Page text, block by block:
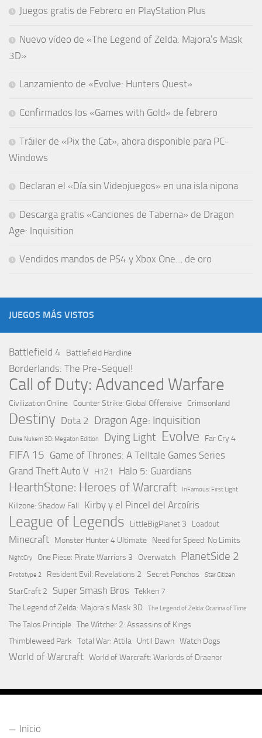
Juegos gratis de Febrero en PlayStation Plus
Nuevo vídeo de «The Legend of Zelda: Majora’s Mask
3D»
Lanzamiento de «Evolve: Hunters Quest»
Confirmados los «Games with Gold» de febrero
Tráiler de «Pix the Cat», ahora disponible para PC-
Windows
Declaran el «Día sin Videojuegos» en una isla nipona
Descarga gratis «Canciones de Taberna» de Dragon
Age: Inquisition
Vendidos mandos de PS4 y Xbox One… de oro
JUEGOS MÁS VISTOS
Battlefield 4 Battlefield Hardline
Borderlands: The Pre-Sequel!
Call of Duty: Advanced Warfare
Civilization Online Counter Strike: Global Offensive Crimsonland
Destiny Dota 2 Dragon Age: Inquisition
Duke Nukem 3D: Megaton Edition Dying Light Evolve Far Cry 4
FIFA 15 Game of Thrones: A Telltale Games Series
Grand Theft Auto V H1Z1 Halo 5: Guardians
HearthStone: Heroes of Warcraft InFamous: First Light
Killzone: Shadow Fall Kirby y el Pincel del Arcoíris
League of Legends LittleBigPlanet 3 Loadout
Minecraft Monster Hunter 4 Ultimate Need for Speed: No Limits
NightCry One Piece: Pirate Warriors 3 Overwatch PlanetSide 2
Prototype 2 Resident Evil: Revelations 2 Secret Ponchos Star Citizen
StarCraft 2 Super Smash Bros Tekken 7
The Legend of Zelda: Majora's Mask 3D
The Legend of Zelda: Ocarina of Time
The Talos Principle The Witcher 2: Assassins of Kings
Thimbleweed Park Total War: Attila Until Dawn Watch Dogs
World of Warcraft World of Warcraft: Warlords of Draenor
Inicio